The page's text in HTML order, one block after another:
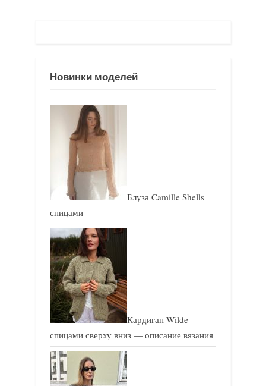
Новинки моделей
Блуза Camille Shells
спицами
Кардиган Wilde
спицами сверху вниз — описание вязания